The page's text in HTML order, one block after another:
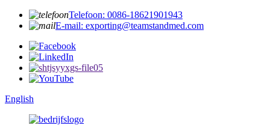
Telefoon: 0086-18621901943
E-mail: exporting@teamstandmed.com
English